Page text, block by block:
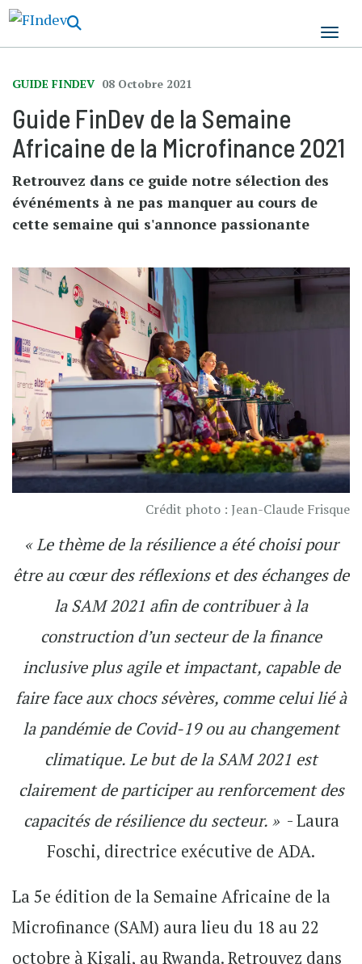
principal
GUIDE FINDEV 08 Octobre 2021
Guide FinDev de la Semaine
Africaine de la Microfinance 2021
Retrouvez dans ce guide notre sélection des
événéments à ne pas manquer au cours de
cette semaine qui s'annonce passionante
Crédit photo : Jean-Claude Frisque
« Le thème de la résilience a été choisi pour
être au cœur des réflexions et des échanges de
la SAM 2021 afin de contribuer à la
construction d’un secteur de la finance
inclusive plus agile et impactant, capable de
faire face aux chocs sévères, comme celui lié à
la pandémie de Covid-19 ou au changement
climatique. Le but de la SAM 2021 est
clairement de participer au renforcement des
capacités de résilience du secteur. » - Laura
Foschi, directrice exécutive de ADA.
La 5e édition de la Semaine Africaine de la
Microfinance (SAM) aura lieu du 18 au 22
octobre à Kigali, au Rwanda. Retrouvez dans